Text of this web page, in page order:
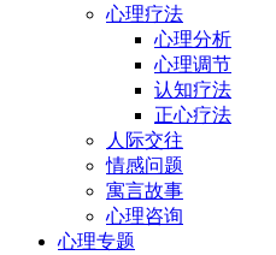
心理疗法
心理分析
心理调节
认知疗法
正心疗法
人际交往
情感问题
寓言故事
心理咨询
心理专题